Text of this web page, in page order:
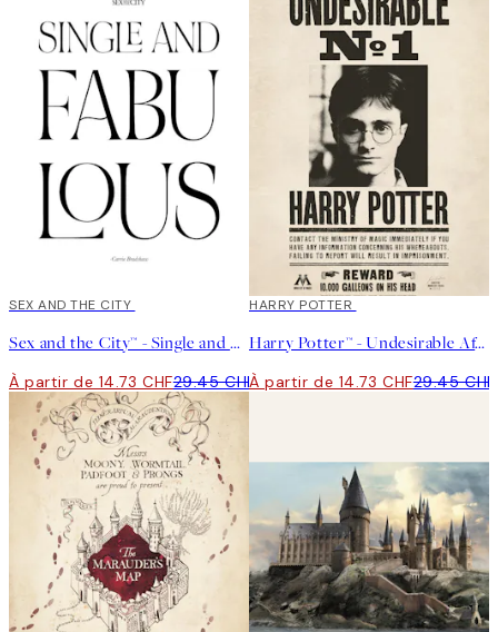
50%*
SEX AND THE CITY
Sex and the City™ - Single and Fabulous Affiche
À partir de 14.73 CHF29.45 CHF
50%*
HARRY POTTER
Harry Potter™ - Undesirable Affiche
À partir de 14.73 CHF29.45 CHF